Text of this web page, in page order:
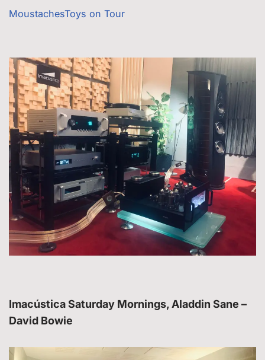
MoustachesToys on Tour
Imacústica Saturday Mornings, Aladdin Sane –
David Bowie